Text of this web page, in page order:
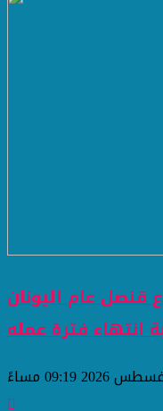
قنصل عام اليونان
انتهاء فترة عمله